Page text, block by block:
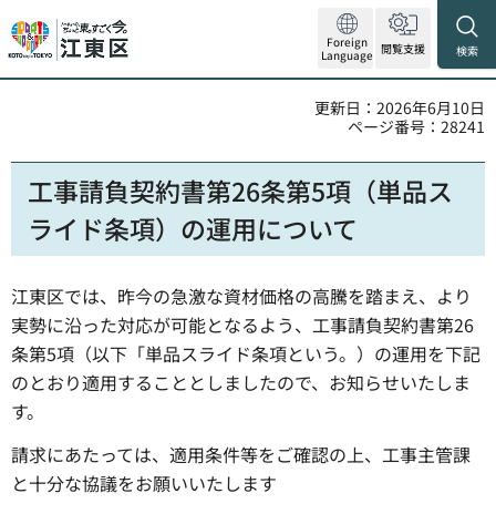
Foreign
Language 閲覧支援 検索
更新日：2026年6月10日
ページ番号：28241
工事請負契約書第26条第5項（単品ス
ライド条項）の運用について
江東区では、昨今の急激な資材価格の高騰を踏まえ、より
実勢に沿った対応が可能となるよう、工事請負契約書第26
条第5項（以下「単品スライド条項という。）の運用を下記
のとおり適用することとしましたので、お知らせいたしま
す。
請求にあたっては、適用条件等をご確認の上、工事主管課
と十分な協議をお願いいたします